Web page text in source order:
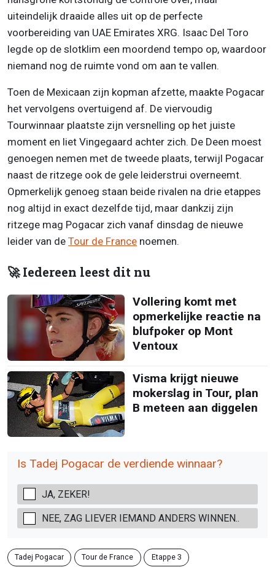
uiteindelijk draaide alles uit op de perfecte
voorbereiding van UAE Emirates XRG. Isaac Del Toro
legde op de slotklim een moordend tempo op, waardoor
niemand nog de ruimte vond om aan te vallen.
Toen de Mexicaan zijn kopman afzette, maakte Pogacar
het vervolgens overtuigend af. De viervoudig
Tourwinnaar plaatste zijn versnelling op het juiste
moment en liet Vingegaard achter zich. De Deen moest
genoegen nemen met de tweede plaats, terwijl Pogacar
naast de ritzege ook de gele leiderstrui overneemt.
Opmerkelijk genoeg staan beide rivalen na drie etappes
nog altijd in exact dezelfde tijd, maar dankzij zijn
ritzege mag Pogacar zich vanaf dinsdag de nieuwe
leider van de Tour de France noemen.
🚀 Iedereen leest dit nu
Vollering komt met
opmerkelijke reactie na
blufpoker op Mont
Ventoux
Visma krijgt nieuwe
mokerslag in Tour, plan
B meteen aan diggelen
Is Tadej Pogacar de verdiende winnaar?
JA, ZEKER!
NEE, ZAG LIEVER IEMAND ANDERS WINNEN..
Tadej Pogacar Tour de France Etappe 3